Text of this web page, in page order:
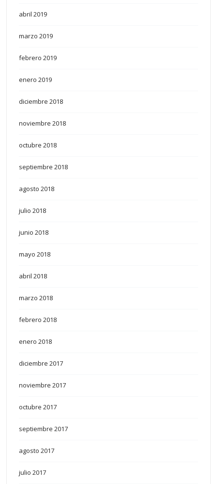
abril 2019
marzo 2019
febrero 2019
enero 2019
diciembre 2018
noviembre 2018
octubre 2018
septiembre 2018
agosto 2018
julio 2018
junio 2018
mayo 2018
abril 2018
marzo 2018
febrero 2018
enero 2018
diciembre 2017
noviembre 2017
octubre 2017
septiembre 2017
agosto 2017
julio 2017